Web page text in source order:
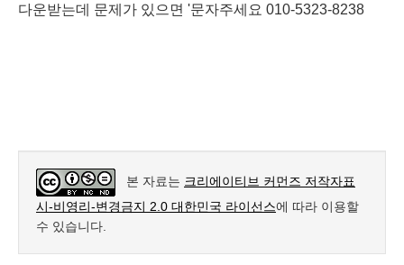
다운받는데 문제가 있으면 '문자주세요 010-5323-8238
본 자료는 크리에이티브 커먼즈 저작자표
시-비영리-변경금지 2.0 대한민국 라이선스에 따라 이용할
수 있습니다.